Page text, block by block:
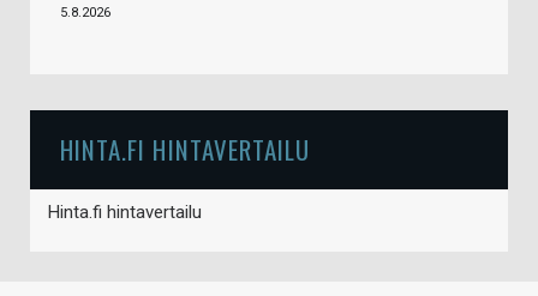
5.8.2026
HINTA.FI HINTAVERTAILU
Hinta.fi hintavertailu